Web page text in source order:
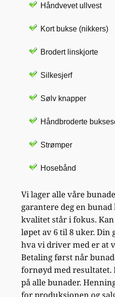
Håndvevet ullvest
Kort bukse (nikkers)
Brodert linskjorte
Silkesjerf
Sølv knapper
Håndbroderte
Strømper
Hosebånd
Vi lager alle våre
garantere deg en
kvalitet står i fokus.
løpet av 6 til 8 uker.
hva vi driver med er at
Betaling først når
fornøyd med resultatet.
på alle bunader.
for produksjonen og